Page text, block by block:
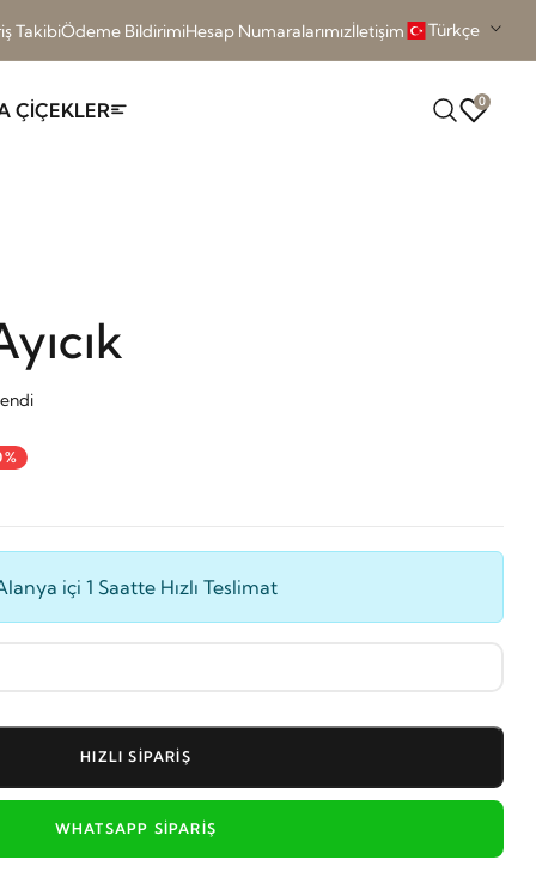
TakibiÖdeme BildirimiHesap Numaralarımızİletişim Türkçe
ÇİÇEKLER 0
içi 1 Saatte Hızlı Teslimat
HIZLI SIPARIŞ
WHATSAPP SIPARIŞ